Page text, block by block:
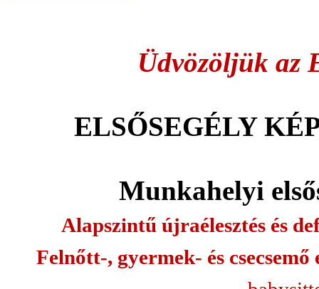
Üdvözöljük az
ELSŐSEGÉLY
Munkahelyi
Alapszintű újraélesztés és
Felnőtt-, gyermek- és